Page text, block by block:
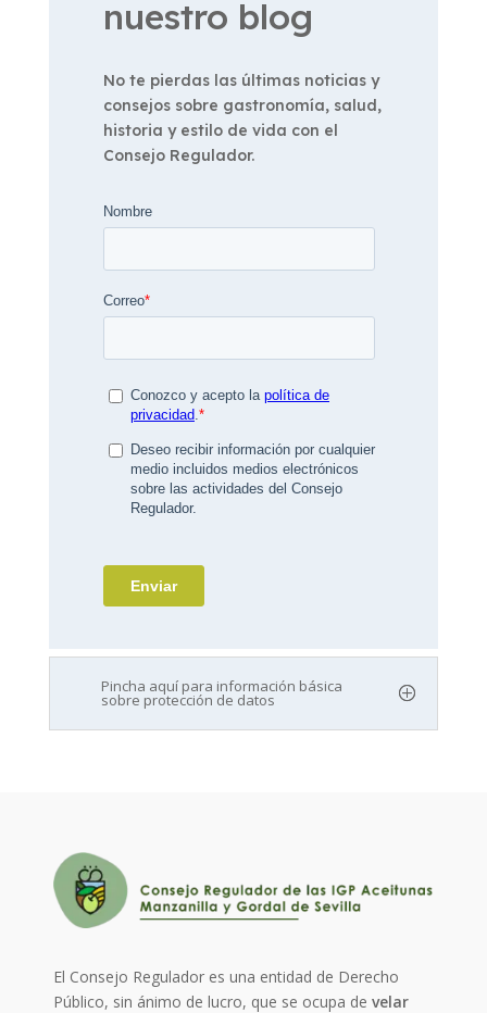
nuestro blog
No te pierdas las últimas noticias y
consejos sobre gastronomía, salud,
historia y estilo de vida con el
Consejo Regulador.
Pincha aquí para información básica
sobre protección de datos
El Consejo Regulador es una entidad de Derecho
Público, sin ánimo de lucro, que se ocupa develar